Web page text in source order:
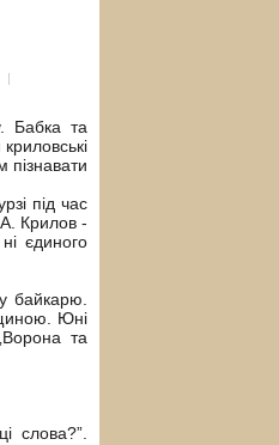
|
Бабка та
пізнавати
під час
А. Крилов -
єдиного
байкарю.
Юні
та
слова?”.